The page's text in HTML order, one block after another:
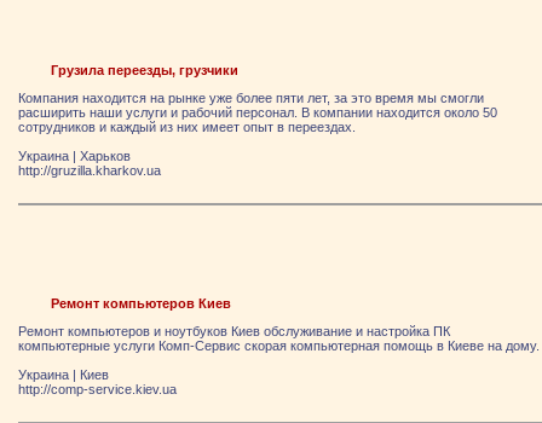
Грузила переезды, грузчики
Компания находится на рынке уже более пяти лет, за это время мы смогли
расширить наши услуги и рабочий персонал. В компании находится около 50
сотрудников и каждый из них имеет опыт в переездах.
Украина | Харьков
http://gruzilla.kharkov.ua
Ремонт компьютеров Киев
Ремонт компьютеров и ноутбуков Киев обслуживание и настройка ПК
компьютерные услуги Комп-Сервис скорая компьютерная помощь в Киеве на дому.
Украина | Киев
http://comp-service.kiev.ua